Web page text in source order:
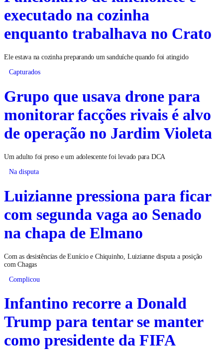
executado na cozinha
enquanto trabalhava no Crato
Ele estava na cozinha preparando um sanduíche quando foi atingido
Capturados
Grupo que usava drone para
monitorar facções rivais é alvo
de operação no Jardim Violeta
Um adulto foi preso e um adolescente foi levado para DCA
Na disputa
Luizianne pressiona para ficar
com segunda vaga ao Senado
na chapa de Elmano
Com as desistências de Eunício e Chiquinho, Luizianne disputa a posição
com Chagas
Complicou
Infantino recorre a Donald
Trump para tentar se manter
como presidente da FIFA